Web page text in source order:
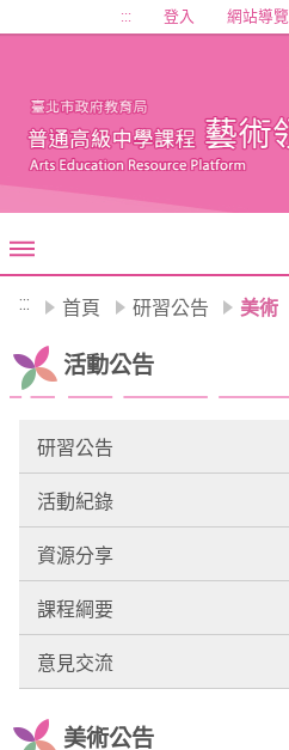
移至網頁之主要內容區位置
::: 登入 網站導覽
::: 首頁 研習公告 美術
活動公告
研習公告
活動紀錄
資源分享
課程綱要
意見交流
美術公告